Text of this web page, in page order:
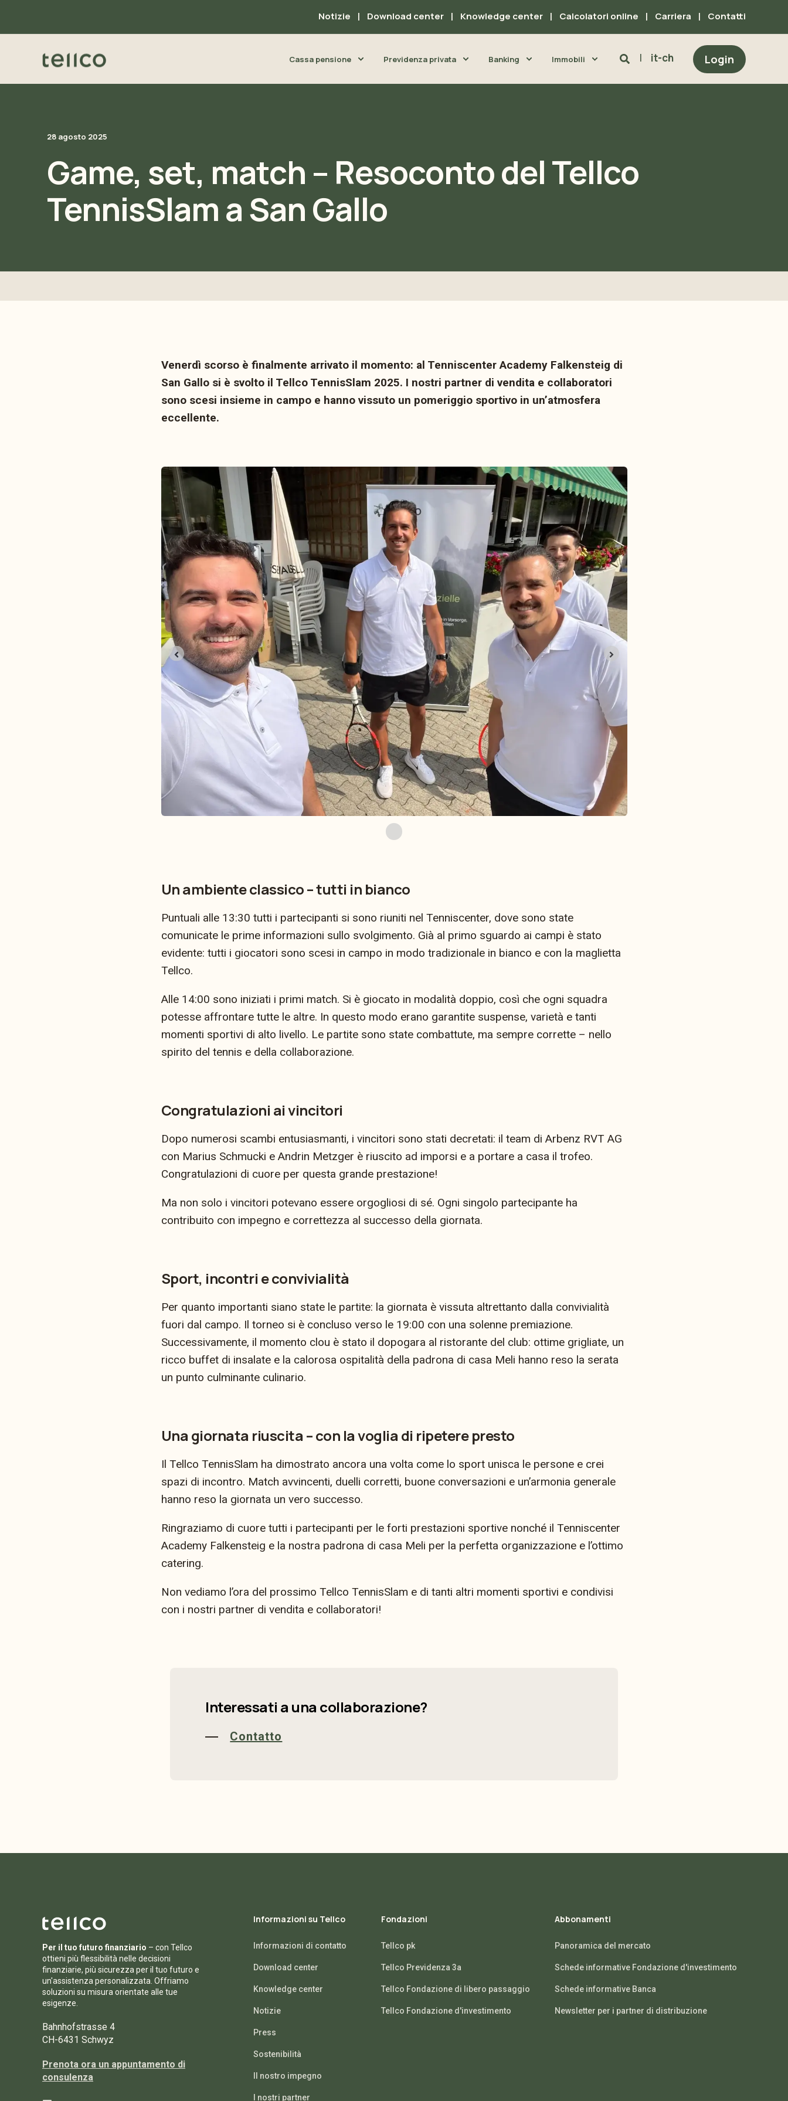
Notizie Download center Knowledge center Calcolatori online Carriera Contatti
Cassa pensione Previdenza privata Banking Immobili it-ch Login
28 agosto 2025
Game, set, match – Resoconto del Tellco
TennisSlam a San Gallo
Venerdì scorso è finalmente arrivato il momento: al Tenniscenter Academy Falkensteig di
San Gallo si è svolto il Tellco TennisSlam 2025. I nostri partner di vendita e collaboratori
sono scesi insieme in campo e hanno vissuto un pomeriggio sportivo in un’atmosfera
eccellente.
Un ambiente classico – tutti in bianco
Puntuali alle 13:30 tutti i partecipanti si sono riuniti nel Tenniscenter, dove sono state
comunicate le prime informazioni sullo svolgimento. Già al primo sguardo ai campi è stato
evidente: tutti i giocatori sono scesi in campo in modo tradizionale in bianco e con la maglietta
Tellco.
Alle 14:00 sono iniziati i primi match. Si è giocato in modalità doppio, così che ogni squadra
potesse affrontare tutte le altre. In questo modo erano garantite suspense, varietà e tanti
momenti sportivi di alto livello. Le partite sono state combattute, ma sempre corrette – nello
spirito del tennis e della collaborazione.
Congratulazioni ai vincitori
Dopo numerosi scambi entusiasmanti, i vincitori sono stati decretati: il team di Arbenz RVT AG
con Marius Schmucki e Andrin Metzger è riuscito ad imporsi e a portare a casa il trofeo.
Congratulazioni di cuore per questa grande prestazione!
Ma non solo i vincitori potevano essere orgogliosi di sé. Ogni singolo partecipante ha
contribuito con impegno e correttezza al successo della giornata.
Sport, incontri e convivialità
Per quanto importanti siano state le partite: la giornata è vissuta altrettanto dalla convivialità
fuori dal campo. Il torneo si è concluso verso le 19:00 con una solenne premiazione.
Successivamente, il momento clou è stato il dopogara al ristorante del club: ottime grigliate, un
ricco buffet di insalate e la calorosa ospitalità della padrona di casa Meli hanno reso la serata
un punto culminante culinario.
Una giornata riuscita – con la voglia di ripetere presto
Il Tellco TennisSlam ha dimostrato ancora una volta come lo sport unisca le persone e crei
spazi di incontro. Match avvincenti, duelli corretti, buone conversazioni e un’armonia generale
hanno reso la giornata un vero successo.
Ringraziamo di cuore tutti i partecipanti per le forti prestazioni sportive nonché il Tenniscenter
Academy Falkensteig e la nostra padrona di casa Meli per la perfetta organizzazione e l’ottimo
catering.
Non vediamo l’ora del prossimo Tellco TennisSlam e di tanti altri momenti sportivi e condivisi
con i nostri partner di vendita e collaboratori!
Interessati a una collaborazione?
Contatto
Per il tuo futuro finanziario – con Tellco
ottieni più flessibilità nelle decisioni
finanziarie, più sicurezza per il tuo futuro e
un'assistenza personalizzata. Offriamo
soluzioni su misura orientate alle tue
esigenze.
Bahnhofstrasse 4
CH-6431 Schwyz
Prenota ora un appuntamento di
consulenza
Informazioni su Tellco
Informazioni di contatto
Download center
Knowledge center
Notizie
Press
Sostenibilità
Il nostro impegno
I nostri partner
Fondazioni
Tellco pk
Tellco Previdenza 3a
Tellco Fondazione di libero passaggio
Tellco Fondazione d'investimento
Abbonamenti
Panoramica del mercato
Schede informative Fondazione d'investimento
Schede informative Banca
Newsletter per i partner di distribuzione